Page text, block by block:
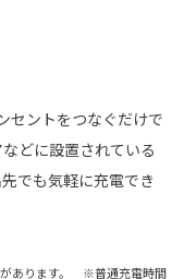
セントをつなぐだけで
どに設置されている
でも気軽に充電でき
があります。 ※普通充電時間